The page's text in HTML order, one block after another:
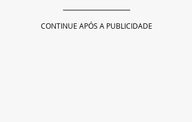
CONTINUE APÓS A PUBLICIDADE